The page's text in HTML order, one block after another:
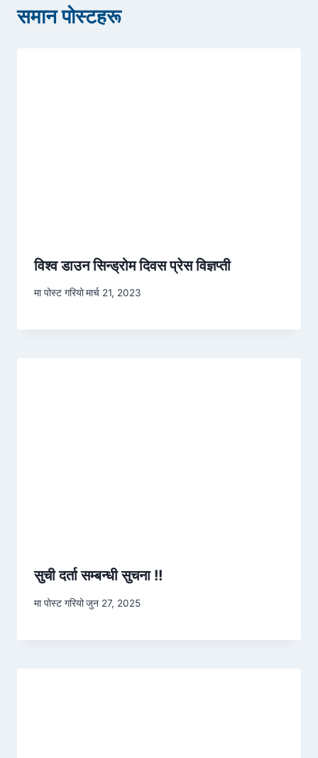
समान पोस्टहरू
विश्व डाउन सिन्ड्रोम दिवस प्रेस विज्ञप्ती
मा पोस्ट गरियोमार्च 21, 2023
सुची दर्ता सम्बन्धी सुचना !!
मा पोस्ट गरियोजुन 27, 2025